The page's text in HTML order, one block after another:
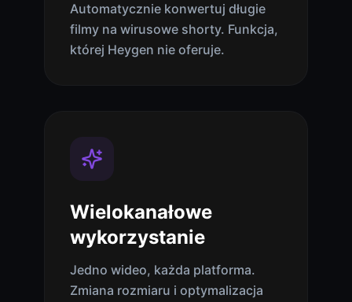
Automatycznie konwertuj długie
filmy na wirusowe shorty. Funkcja,
której Heygen nie oferuje.
Wielokanałowe
wykorzystanie
Jedno wideo, każda platforma.
Zmiana rozmiaru i optymalizacja